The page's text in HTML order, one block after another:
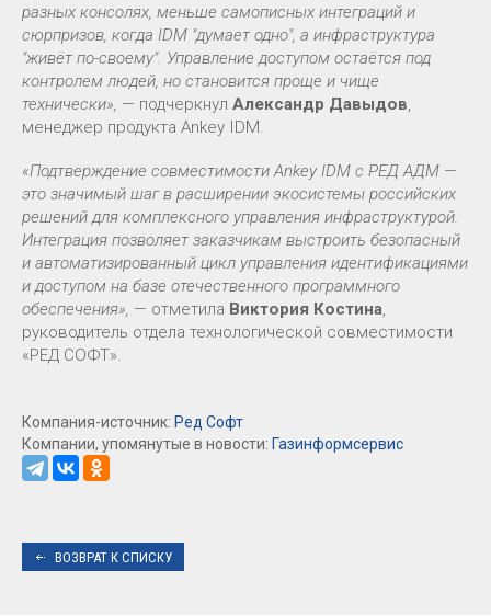
разных консолях, меньше самописных интеграций и
сюрпризов, когда IDM "думает одно", а инфраструктура
"живёт по-своему". Управление доступом остаётся под
контролем людей, но становится проще и чище
технически», — подчеркнул Александр Давыдов,
менеджер продукта Ankey IDM.
«Подтверждение совместимости Ankey IDM с РЕД АДМ —
это значимый шаг в расширении экосистемы российских
решений для комплексного управления инфраструктурой.
Интеграция позволяет заказчикам выстроить безопасный
и автоматизированный цикл управления идентификациями
и доступом на базе отечественного программного
обеспечения», — отметила Виктория Костина,
руководитель отдела технологической совместимости
«РЕД СОФТ».
Компания-источник: Ред Софт
Компании, упомянутые в новости: Газинформсервис
ВОЗВРАТ К СПИСКУ